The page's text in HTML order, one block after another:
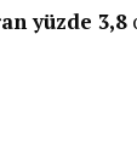
yüzde 3,8